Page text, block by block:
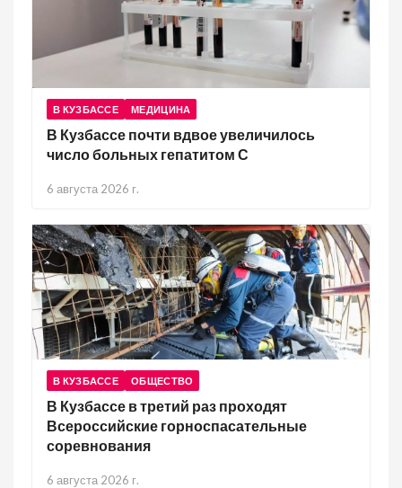
В КУЗБАССЕ МЕДИЦИНА
В Кузбассе почти вдвое увеличилось
число больных гепатитом С
6 августа 2026 г.
В КУЗБАССЕ ОБЩЕСТВО
В Кузбассе в третий раз проходят
Всероссийские горноспасательные
соревнования
6 августа 2026 г.